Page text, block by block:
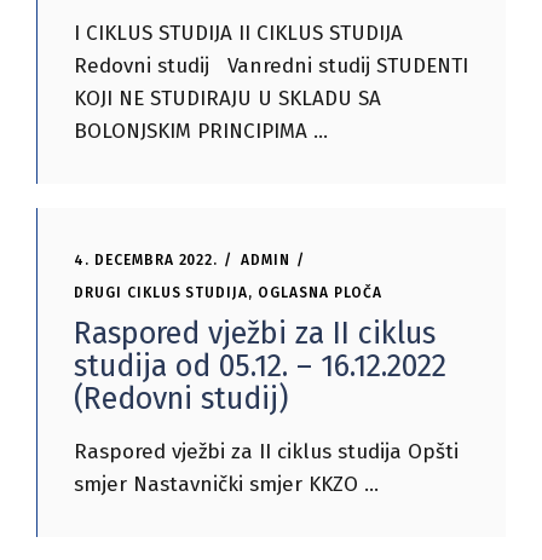
I CIKLUS STUDIJA II CIKLUS STUDIJA
Redovni studij Vanredni studij STUDENTI
KOJI NE STUDIRAJU U SKLADU SA
BOLONJSKIM PRINCIPIMA
4. DECEMBRA 2022.
ADMIN
DRUGI CIKLUS STUDIJA, OGLASNA PLOČA
Raspored vježbi za II ciklus
studija od 05.12. – 16.12.2022
(Redovni studij)
Raspored vježbi za II ciklus studija Opšti
smjer Nastavnički smjer KKZO